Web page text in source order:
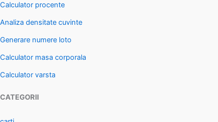
Calculator procente
Analiza densitate cuvinte
Generare numere loto
Calculator masa corporala
Calculator varsta
CATEGORII